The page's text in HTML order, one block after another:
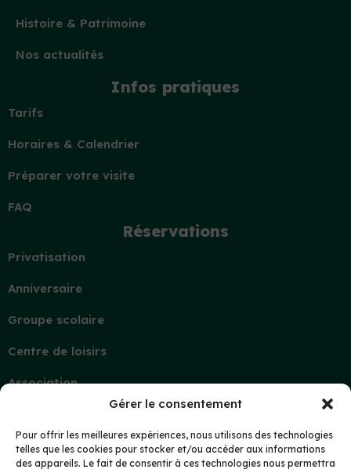
Gérer le consentement
Pour offrir les meilleures expériences, nous utilisons des technologies
telles que les cookies pour stocker et/ou accéder aux informations
des appareils. Le fait de consentir à ces technologies nous permettra
Histoire & Patrimoine
Nos actualités
Infos pratiques
Tarifs
Horaires & Calendrier
Préparer votre visite
FAQ
Réservations
Privatisation
Anniversaire
Groupe scolaire
Centre de loisirs
Association
Demande d’information
Mon compte